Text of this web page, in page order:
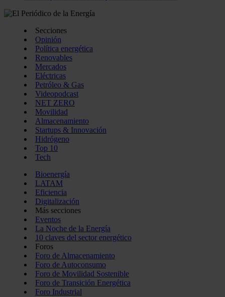
del uso que haya hecho de sus servicios.
Secciones
Opinión
Política energética
Renovables
Mercados
Eléctricas
Petróleo & Gas
Videopodcast
NET ZERO
Movilidad
Almacenamiento
Startups & Innovación
Hidrógeno
Top 10
Tech
Bioenergía
LATAM
Eficiencia
Digitalización
Más secciones
Eventos
La Noche de la Energía
10 claves del sector energético
Foros
Foro de Almacenamiento
Foro de Autoconsumo
Foro de Movilidad Sostenible
Foro de Transición Energética
Foro Industrial